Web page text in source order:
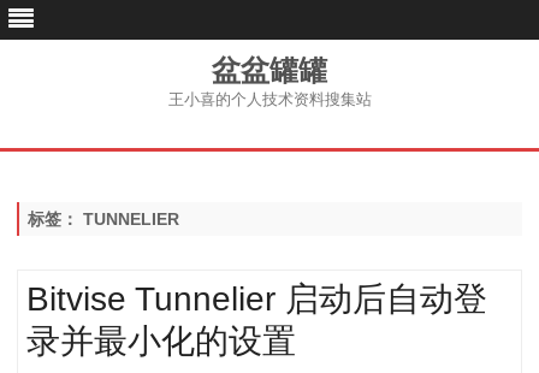
盆盆罐罐
王小喜的个人技术资料搜集站
跳
标签： TUNNELIER
Bitvise Tunnelier 启动后自动登
录并最小化的设置